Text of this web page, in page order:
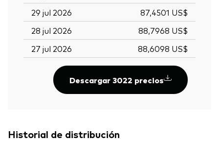
29 jul 2026
87,4501 US$
28 jul 2026
88,7968 US$
27 jul 2026
88,6098 US$
Descargar 3022 precios
Historial de distribución